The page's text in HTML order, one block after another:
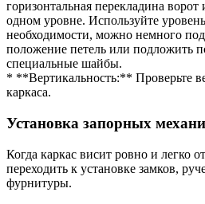
горизонтальная перекладина
одном уровне. Используйте
необходимости, можно немного
положение петель или
специальные шайбы.
* **Вертикальность:** Проверьте
каркаса.
Установка запорных
Когда каркас висит ровно и легко
переходить к установке замков,
фурнитуры.